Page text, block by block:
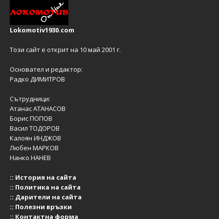
Lokomotiv1930.com
Този сайт е открит на 10 май 2001 г.
Основател и редактор:
Радко ДИМИТРОВ
Сътрудници:
Атанас АТАНАСОВ
Борис ПОПОВ
Васил ТОДОРОВ
Калоян ИНДЖОВ
Любен МАРКОВ
Нанко НАНЕВ
:: История на сайта
:: Политика на сайта
:: Дарители на сайта
:: Полезни връзки
:: Контактна форма